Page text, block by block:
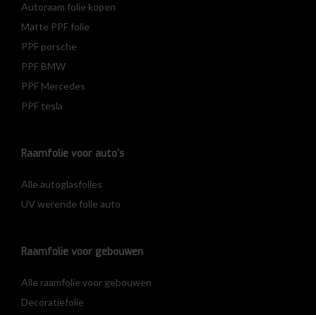
Autoraam folie kopen
Matte PPF folie
PPF porsche
PPF BMW
PPF Mercedes
PPF tesla
Raamfolie voor auto’s
Alle autoglasfolies
UV werende folie auto
Raamfolie voor gebouwen
Alle raamfolie voor gebouwen
Decoratiefolie